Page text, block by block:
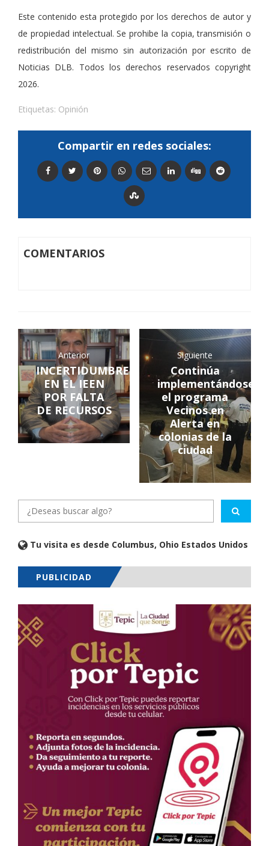
Este contenido esta protegido por los derechos de autor y
de propiedad intelectual. Se prohibe la copia, transmisión o
redistribución del mismo sin autorización por escrito de
Noticias DLB. Todos los derechos reservados copyright
2026.
Etiquetas: Opinión
Compartir en redes sociales:
COMENTARIOS
Anterior
INCERTIDUMBRE
EN EL IEEN
POR FALTA
DE RECURSOS
Siguiente
Continúa
implementándose
el programa
Vecinos en
Alerta en
colonias de la
ciudad
Tu visita es desde Columbus, Ohio Estados Unidos
PUBLICIDAD